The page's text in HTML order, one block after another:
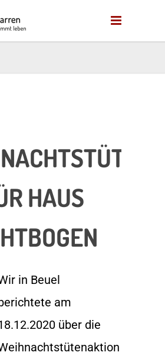
HAUS
in Beuel
am
über die